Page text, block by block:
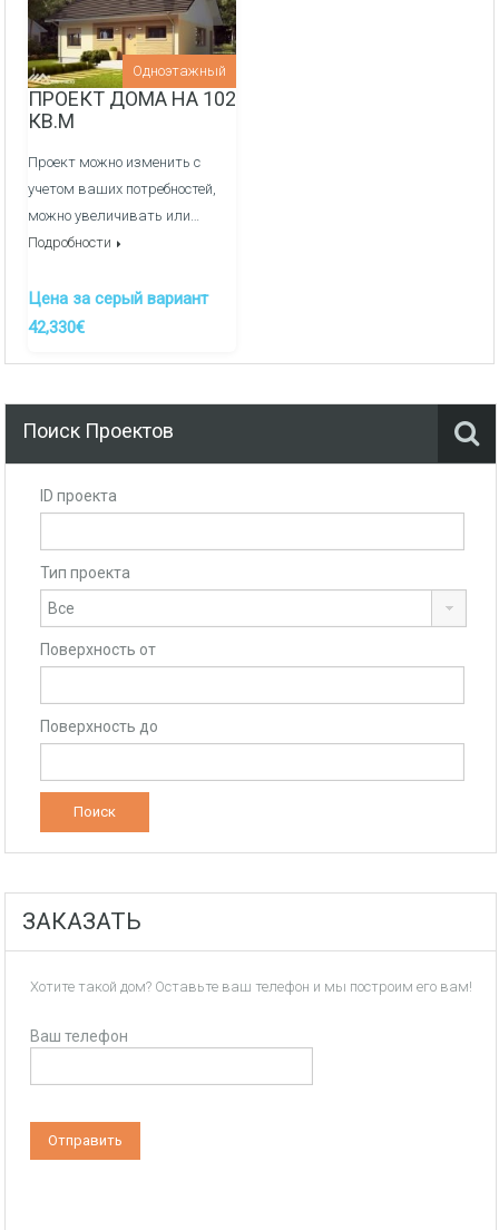
Внутреняя отделка:
Перегородочные стен из фортана
Медные электрические сети и распределительный
Заливка полов полусухой механизированной
гребенки, котельная -
Одноэтажный
ПРОЕКТ ДОМА НА 102
КВ.М
Проект можно изменить с
учетом ваших потребностей,
можно увеличивать или…
Подробности
Цена за серый вариант
42,330€
Поиск Проектов
ID проекта
Тип проекта
Поверхность от
Поверхность до
ЗАКАЗАТЬ
Хотите такой дом? Оставьте ваш телефон и мы построим его вам!
Ваш телефон